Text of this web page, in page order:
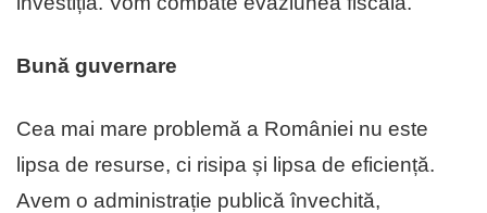
Bună guvernare
Cea mai mare problemă a României nu este
lipsa de resurse, ci risipa și lipsa de eficiență.
Avem o administrație publică învechită,